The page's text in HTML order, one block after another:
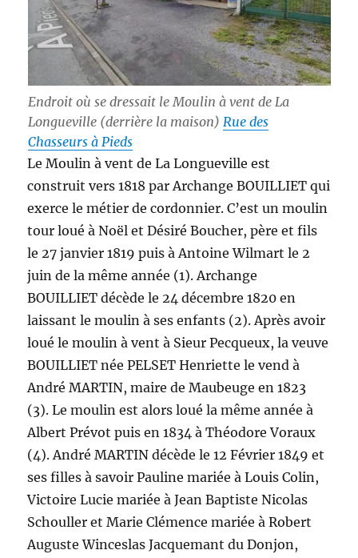
Endroit où se dressait le Moulin à vent de La
Longueville (derrière la maison) Rue des
Chasseurs à Pieds
Le Moulin à vent de La Longueville est
construit vers 1818 par Archange BOUILLIET qui
exerce le métier de cordonnier. C’est un moulin
tour loué à Noël et Désiré Boucher, père et fils
le 27 janvier 1819 puis à Antoine Wilmart le 2
juin de la même année (1). Archange
BOUILLIET décède le 24 décembre 1820 en
laissant le moulin à ses enfants (2). Après avoir
loué le moulin à vent à Sieur Pecqueux, la veuve
BOUILLIET née PELSET Henriette le vend à
André MARTIN, maire de Maubeuge en 1823
(3). Le moulin est alors loué la même année à
Albert Prévot puis en 1834 à Théodore Voraux
(4). André MARTIN décède le 12 Février 1849 et
ses filles à savoir Pauline mariée à Louis Colin,
Victoire Lucie mariée à Jean Baptiste Nicolas
Schouller et Marie Clémence mariée à Robert
Auguste Winceslas Jacquemant du Donjon,